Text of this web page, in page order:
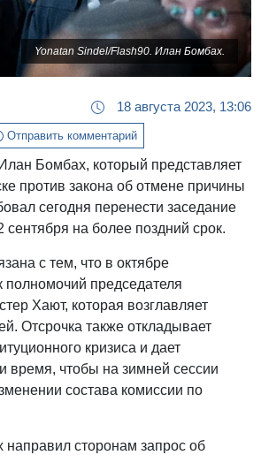
Yonatan Sindel/Flash90. Илан Бомбах.
18 августа 2023, 13:06
Отправить комментарий
Бомбах, который представляет
против закона об отмене причины
сегодня перенести заседание
сентября на более поздний срок.
с тем, что в октябре
полномочий председателя
Хают, которая возглавляет
Отсрочка также откладывает
кризиса и дает
время, чтобы на зимней сессии
состава комиссии по
сторонам запрос об